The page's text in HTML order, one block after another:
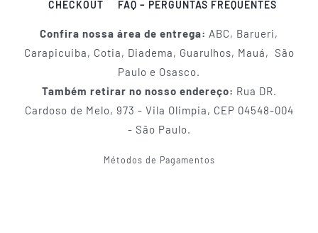
CHECKOUT
FAQ – PERGUNTAS FREQUENTES
Confira nossa área de entrega: ABC, Barueri,
Carapicuiba, Cotia, Diadema, Guarulhos, Mauá, São
Paulo e Osasco.
Também retirar no nosso endereço: Rua DR.
Cardoso de Melo, 973 - Vila Olimpia, CEP 04548-004
- São Paulo.
Métodos de Pagamentos